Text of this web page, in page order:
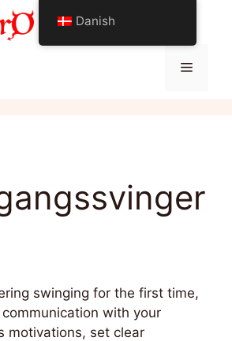
Alt om swingende livsstil
Menu
swinging for the first time,
with your
motivations, set clear
Danish